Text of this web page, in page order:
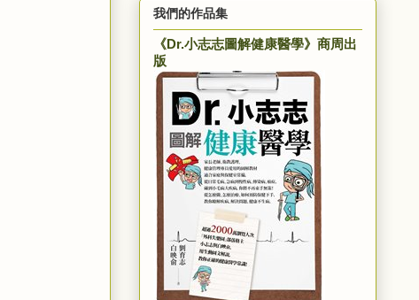
我們的作品集
《Dr.小志志圖解健康醫學》商周出
版